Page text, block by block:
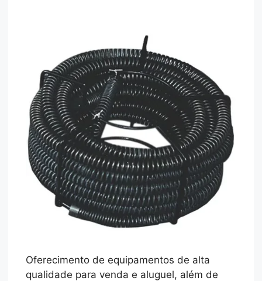
Oferecimento de equipamentos de alta
qualidade para venda e aluguel, além de